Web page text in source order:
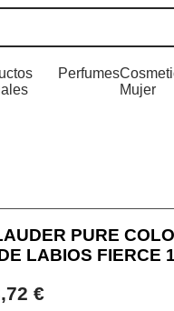
Perfumes
Mujer
PURE
LABIOS FIERCE
€